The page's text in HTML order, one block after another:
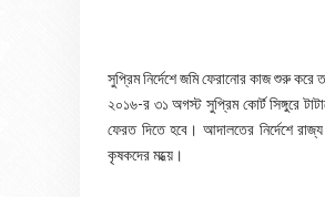
সুপ্রিম নির্দেশে জমি ফেরানোর কাজ শুরু করে
২০১৬-র ৩১ অগস্ট সুপ্রিম কোর্ট সিঙ্গুরে
ফেরত দিতে হবে। আদালতের নির্দেশে
কৃষকদের মধ্য়ে।